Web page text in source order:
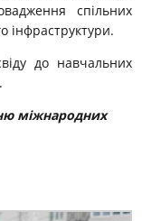
спільних
інфраструктури.
до навчальних
міжнародних